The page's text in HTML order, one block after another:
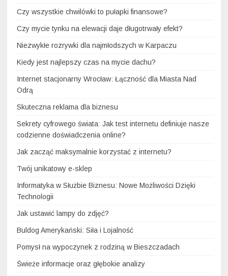
Czy wszystkie chwilówki to pułapki finansowe?
Czy mycie tynku na elewacji daje długotrwały efekt?
Niezwykłe rozrywki dla najmłodszych w Karpaczu
Kiedy jest najlepszy czas na mycie dachu?
Internet stacjonarny Wrocław: Łączność dla Miasta Nad
Odrą
Skuteczna reklama dla biznesu
Sekrety cyfrowego świata: Jak test internetu definiuje nasze
codzienne doświadczenia online?
Jak zacząć maksymalnie korzystać z internetu?
Twój unikatowy e-sklep
Informatyka w Służbie Biznesu: Nowe Możliwości Dzięki
Technologii
Jak ustawić lampy do zdjęć?
Buldog Amerykański: Siła i Lojalność
Pomysł na wypoczynek z rodziną w Bieszczadach
Świeże informacje oraz głębokie analizy